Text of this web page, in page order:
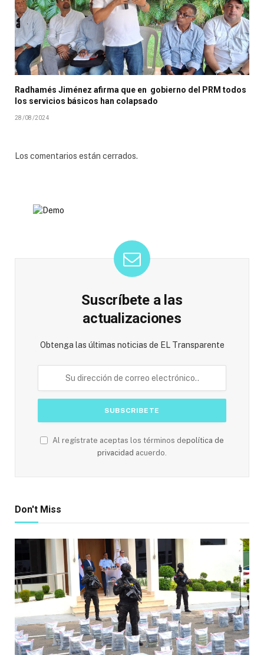
Radhamés Jiménez afirma que en gobierno del PRM todos
los servicios básicos han colapsado
28/08/2024
Los comentarios están cerrados.
Suscríbete a las
actualizaciones
Obtenga las últimas noticias de EL Transparente
Al regístrate aceptas los términos depolítica de
privacidad acuerdo.
Don't Miss